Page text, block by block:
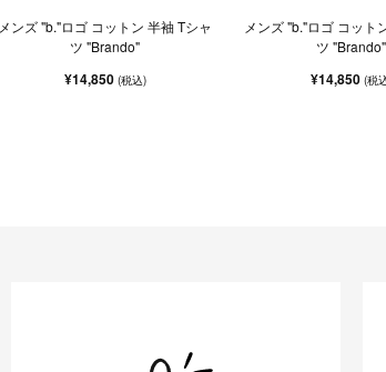
メンズ "b."ロゴ コットン 半袖 Tシャ
ツ "Brando"
¥14,850 (税込)
メンズ "b."ロゴ コット
ツ "Brando"
¥14,850 (税